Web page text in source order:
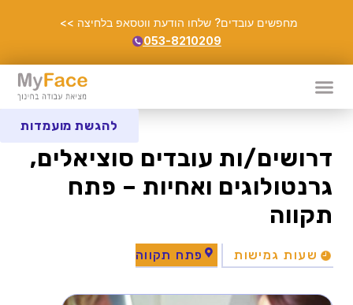
מחפשים עובדים? שלחו הודעת ווטסאפ בלחיצה >>
053-8210209
דרושים/ות עובדים סוציאלים,
גרנטולוגים ואחיות – פתח
תקווה
שעות גמישות פתח תקווה
להגשת מועמדות